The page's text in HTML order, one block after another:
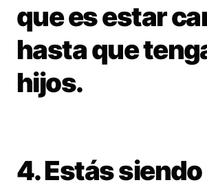
que es estar
hasta que
hijos.
4. Estás